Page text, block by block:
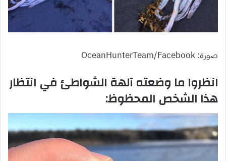
صورة: OceanHunterTeam/Facebook
انظروا ما وضعته آلهة الشواطئ في انتظار
هذا الشخص المحظوظ: